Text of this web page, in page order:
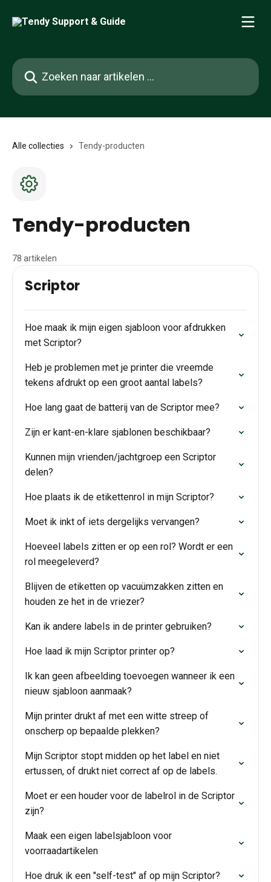
Zoeken naar artikelen ...
Alle collecties Tendy-producten
Tendy-producten
78 artikelen
Scriptor
Hoe maak ik mijn eigen sjabloon voor afdrukken
met Scriptor?
Heb je problemen met je printer die vreemde
tekens afdrukt op een groot aantal labels?
Hoe lang gaat de batterij van de Scriptor mee?
Zijn er kant-en-klare sjablonen beschikbaar?
Kunnen mijn vrienden/jachtgroep een Scriptor
delen?
Hoe plaats ik de etikettenrol in mijn Scriptor?
Moet ik inkt of iets dergelijks vervangen?
Hoeveel labels zitten er op een rol? Wordt er een
rol meegeleverd?
Blijven de etiketten op vacuümzakken zitten en
houden ze het in de vriezer?
Kan ik andere labels in de printer gebruiken?
Hoe laad ik mijn Scriptor printer op?
Ik kan geen afbeelding toevoegen wanneer ik een
nieuw sjabloon aanmaak?
Mijn printer drukt af met een witte streep of
onscherp op bepaalde plekken?
Mijn Scriptor stopt midden op het label en niet
ertussen, of drukt niet correct af op de labels.
Moet er een houder voor de labelrol in de Scriptor
zijn?
Maak een eigen labelsjabloon voor
voorraadartikelen
Hoe druk ik een "self-test" af op mijn Scriptor?